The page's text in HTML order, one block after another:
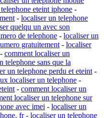
eteint iphone -
- localiser un telephone
quelqu un avec son
de telephone - localiser un
gratuitement - localiser
- comment localiser un
telephone sans que la
un telephone perdu et eteint -
localiser un telephone -
- comment localiser un
localiser un telephone sur
avec imei - localiser un
fr- localiser un telephone